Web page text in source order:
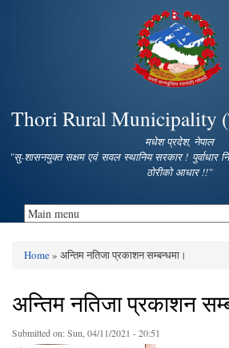
main
content
Thori Rural Municipality
मधेश प्रदेश, नेपाल
"सु-शासनयुक्त सक्षम एवं सवल स्थानिय सरकार ! पुर्वाधार
ठोरीको आधार !!"
Home» अन्तिम नतिजा प्रकाशन सम्बन्धमा।
अन्तिम नतिजा प्रकाशन
Submitted on:Sun, 04/11/2021 - 20:51